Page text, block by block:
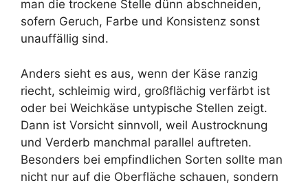
man die trockene Stelle dünn abschneiden,
sofern Geruch, Farbe und Konsistenz sonst
unauffällig sind.
Anders sieht es aus, wenn der Käse ranzig
riecht, schleimig wird, großflächig verfärbt ist
oder bei Weichkäse untypische Stellen zeigt.
Dann ist Vorsicht sinnvoll, weil Austrocknung
und Verderb manchmal parallel auftreten.
Besonders bei empfindlichen Sorten sollte man
nicht nur auf die Oberfläche schauen, sondern